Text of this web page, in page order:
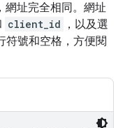
網址完全相同。網址
client_id
，以及選
符號和空格，方便閱